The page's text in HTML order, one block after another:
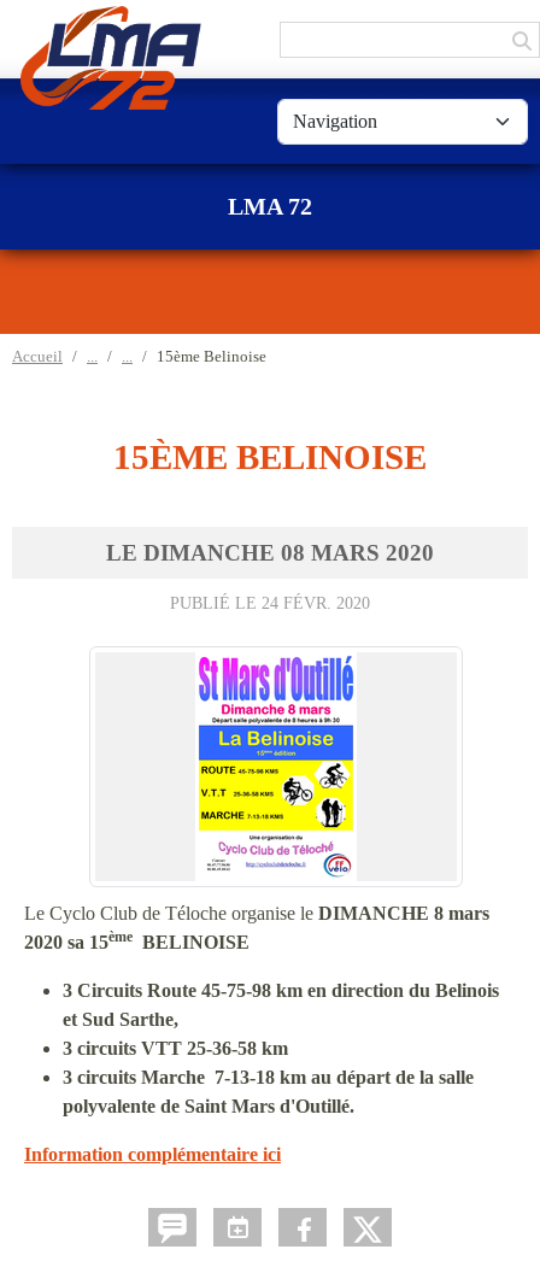
LMA 72
Accueil 15ème Belinoise
15ÈME BELINOISE
LE DIMANCHE 08 MARS 2020
PUBLIÉ LE 24 FÉVR. 2020
Le Cyclo Club de Téloche organise le DIMANCHE 8 mars
2020 sa 15ème BELINOISE
3 Circuits Route 45-75-98 km en direction du Belinois
et Sud Sarthe,
3 circuits VTT 25-36-58 km
3 circuits Marche 7-13-18 km au départ de la salle
polyvalente de Saint Mars d'Outillé.
Information complémentaire ici
Panneau de gestion des cookies